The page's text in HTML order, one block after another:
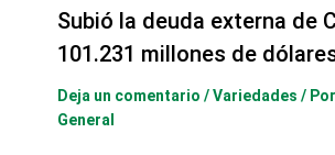
Subió la deuda externa de
101.231 millones de
Deja un comentario /Variedades / Por
General